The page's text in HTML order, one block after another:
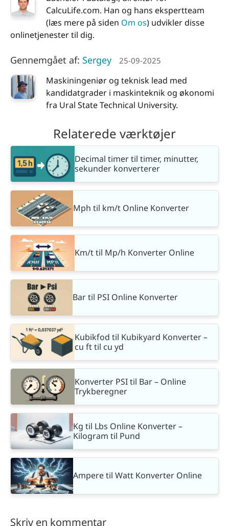
CalcuLife.com. Han og hans ekspertteam
(læs mere på siden Om os) udvikler disse
onlinetjenester til dig.
Gennemgået af: Sergey 25-09-2025
Maskiningeniør og teknisk lead med
kandidatgrader i maskinteknik og økonomi
fra Ural State Technical University.
Relaterede værktøjer
Decimal timer til timer, minutter,
sekunder konverterer
Mph til km/t Online Konverter
Km/t til Mp/h Konverter Online
Bar til PSI Online Konverter
Kubikfod til Kubikyard Konverter –
cu ft til cu yd
Konverter PSI til Bar – Online
Trykberegner
Kg til Lbs Online Konverter –
Kilogram til Pund
Ampere til Watt Konverter Online
Skriv en kommentar